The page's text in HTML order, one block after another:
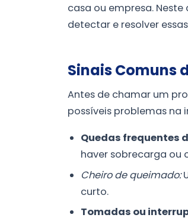
casa ou empresa.
detectar e resolver
Sinais Comuns
Antes de chamar um
possíveis problemas na
Quedas frequentes
haver sobrecarga ou
Cheiro de queimado:
curto.
Tomadas ou